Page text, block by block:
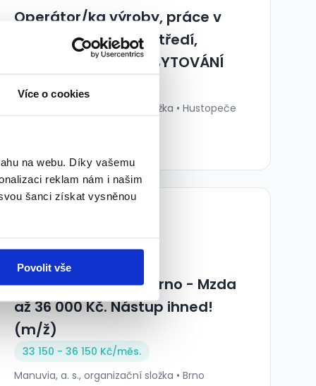
Více o cookies
na webu. Díky vašemu
reklam nám i našim
šanci získat vysněnou
Povolit vše
Operátor/ka výroby, práce v
čistém, tichém prostředí,
Bonus 10000 Kč + UBYTOVÁNÍ
Manuvia, a. s., organizační složka • Hustopeče
TOP
Operátor výroby - Brno - Mzda
až 36 000 Kč. Nástup ihned!
(m/ž)
33 150 - 36 150 Kč/měs.
Manuvia, a. s., organizační složka • Brno